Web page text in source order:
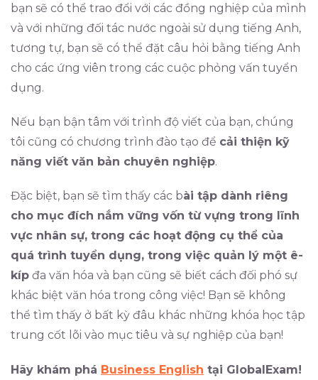
bạn sẽ có thể trao đổi với các đồng nghiệp của mình
và với những đối tác nước ngoài sử dụng tiếng Anh,
tương tự, bạn sẽ có thể đặt câu hỏi bằng tiếng Anh
cho các ứng viên trong các cuộc phỏng vấn tuyển
dụng.
Nếu bạn bận tâm với trình độ viết của bạn, chúng
tôi cũng có chương trình đào tạo để cải thiện kỹ
năng viết văn bản chuyên nghiệp.
Đặc biệt, bạn sẽ tìm thấy các bài tập dành riêng
cho mục đích nắm vững vốn từ vựng trong lĩnh
vực nhân sự, trong các hoạt động cụ thể của
quá trình tuyển dụng, trong việc quản lý một ê-
kíp đa văn hóa và bạn cũng sẽ biết cách đối phó sự
khác biệt văn hóa trong công việc! Bạn sẽ không
thể tìm thấy ở bất kỳ đâu khác những khóa học tập
trung cốt lõi vào mục tiêu và sự nghiệp của bạn!
Hãy khám phá Business English tại GlobalExam!